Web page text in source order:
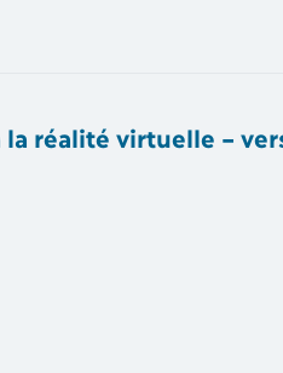
réalité virtuelle –